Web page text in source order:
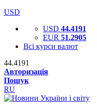
USD
USD 44.4191
EUR 51.2905
Всі курси валют
44.4191
Авторизація
Пошук
RU